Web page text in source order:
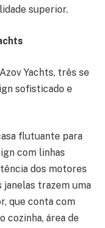
superior.
Yachts, três se
sofisticado e
flutuante para
com linhas
dos motores
janelas trazem uma
que conta com
cozinha, área de